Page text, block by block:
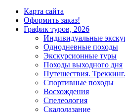
Карта сайта
Оформить заказ!
График туров, 2026
Индивидуальные
Однодневные походы
Экскурсионные туры
Походы выходного дня
Путешествия.
Спортивные походы
Восхождения
Спелеология
Скалолазание